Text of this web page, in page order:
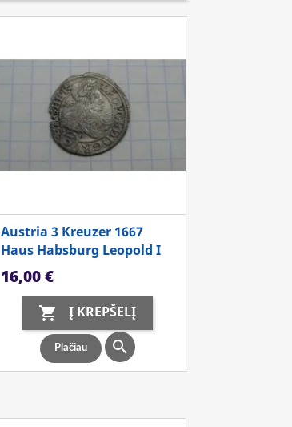
Austria 3 Kreuzer 1667
Haus Habsburg Leopold I
Kaina
16,00 €
 Į KREPŠELĮ
Plačiau 